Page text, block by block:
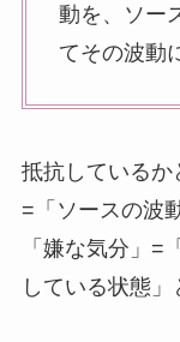
動を、ソー
てその波動
抵抗しているか
=「ソースの波
「嫌な気分」=
している状態」